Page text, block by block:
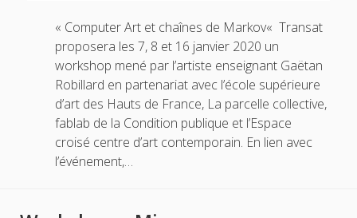
« Computer Art et chaînes de Markov« Transat
proposera les 7, 8 et 16 janvier 2020 un
workshop mené par l’artiste enseignant Gaëtan
Robillard en partenariat avec l’école supérieure
d’art des Hauts de France, La parcelle collective,
fablab de la Condition publique et l’Espace
croisé centre d’art contemporain. En lien avec
l’événement,…